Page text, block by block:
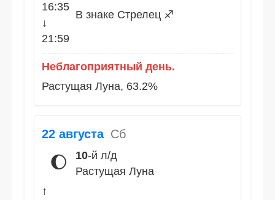
16:35
↓
21:59
В знаке Стрелец ♐
Неблагоприятный день.
Растущая Луна, 63.2%
22 августа Сб
🌔 10-й л/д
Растущая Луна
↑